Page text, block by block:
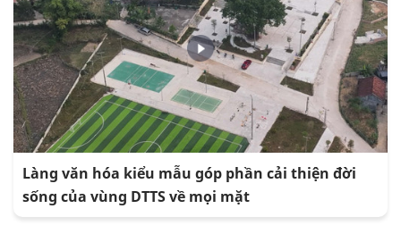
Làng văn hóa kiểu mẫu góp phần cải thiện đời
sống của vùng DTTS về mọi mặt